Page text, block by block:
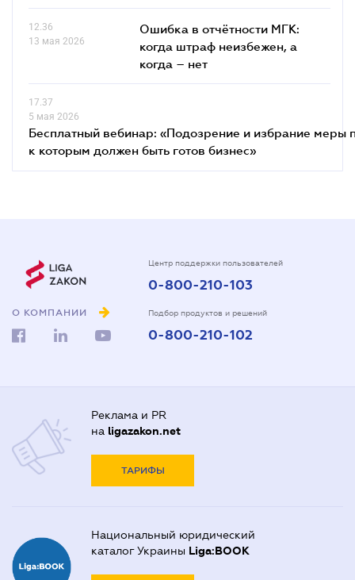
12.36
13 мая 2026
Ошибка в отчётности МГК:
когда штраф неизбежен, а
когда – нет
17.37
5 мая 2026
Бесплатный вебинар: «Подозрение и избрание меры
к которым должен быть готов бизнес»
О КОМПАНИИ
Центр поддержки пользователей
0-800-210-103
Подбор продуктов и решений
0-800-210-102
Реклама и PR
на ligazakon.net
ТАРИФЫ
Национальный юридический
каталог Украины Liga:BOOK